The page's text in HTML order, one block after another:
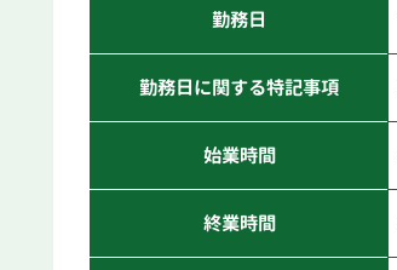
勤務日
勤務日に関する特記事項
始業時間
終業時間